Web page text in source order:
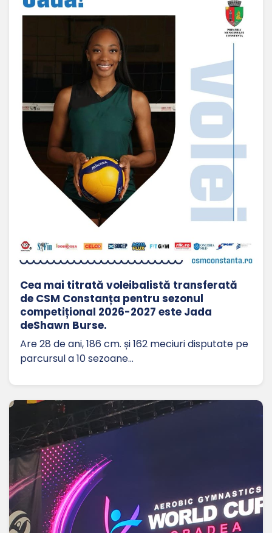
Cea mai titrată voleibalistă transferată
de CSM Constanța pentru sezonul
competițional 2026-2027 este Jada
deShawn Burse.
Are 28 de ani, 186 cm. și 162 meciuri disputate pe
parcursul a 10 sezoane…